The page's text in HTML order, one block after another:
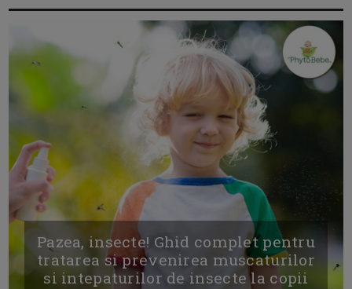
Pazea, insecte! Ghid complet pentru
tratarea si prevenirea muscaturilor
si intepaturilor de insecte la copii